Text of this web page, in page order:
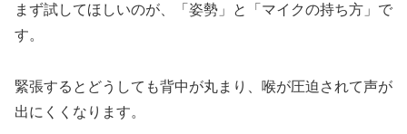
まず試してほしいのが、「姿勢」と「マイクの持ち方」で
す。
緊張するとどうしても背中が丸まり、喉が圧迫されて声が
出にくくなります。